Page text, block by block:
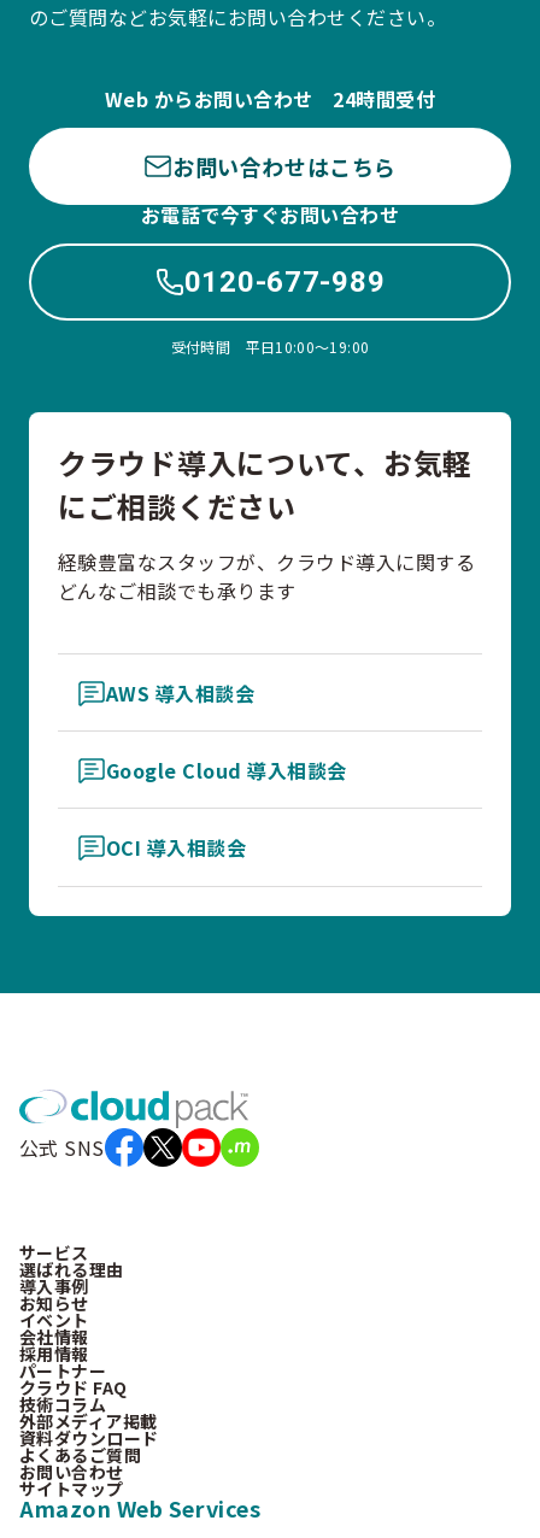
のご質問などお気軽にお問い合わせください。
Web からお問い合わせ 24時間受付
お問い合わせはこちら
お電話で今すぐお問い合わせ
0120-677-989
受付時間 平日10:00〜19:00
クラウド導入について、お気軽
にご相談ください
経験豊富なスタッフが、クラウド導入に関する
どんなご相談でも承ります
AWS 導入相談会
Google Cloud 導入相談会
OCI 導入相談会
公式 SNS
サービス
選ばれる理由
導入事例
お知らせ
イベント
会社情報
採用情報
パートナー
クラウド FAQ
技術コラム
外部メディア掲載
資料ダウンロード
よくあるご質問
お問い合わせ
サイトマップ
Amazon Web Services